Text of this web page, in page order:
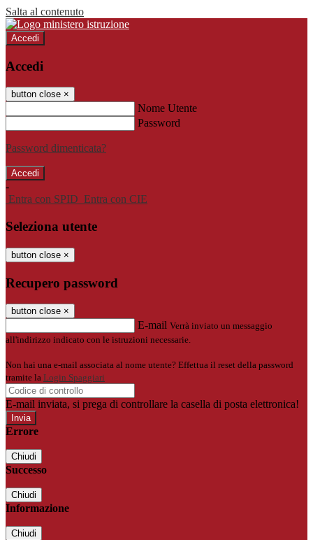
Salta al contenuto
Accedi
Accedi
button close ×
Nome Utente
Password
Password dimenticata?
-
Entra con SPID Entra con CIE
Seleziona utente
button close ×
Recupero password
button close ×
E-mail Verrà inviato un messaggio
all'indirizzo indicato con le istruzioni necessarie.
Non hai una e-mail associata al nome utente? Effettua il reset della password
tramite la Login Spaggiari
E-mail inviata, si prega di controllare la casella di posta elettronica!
Errore
Chiudi
Successo
Chiudi
Informazione
Chiudi